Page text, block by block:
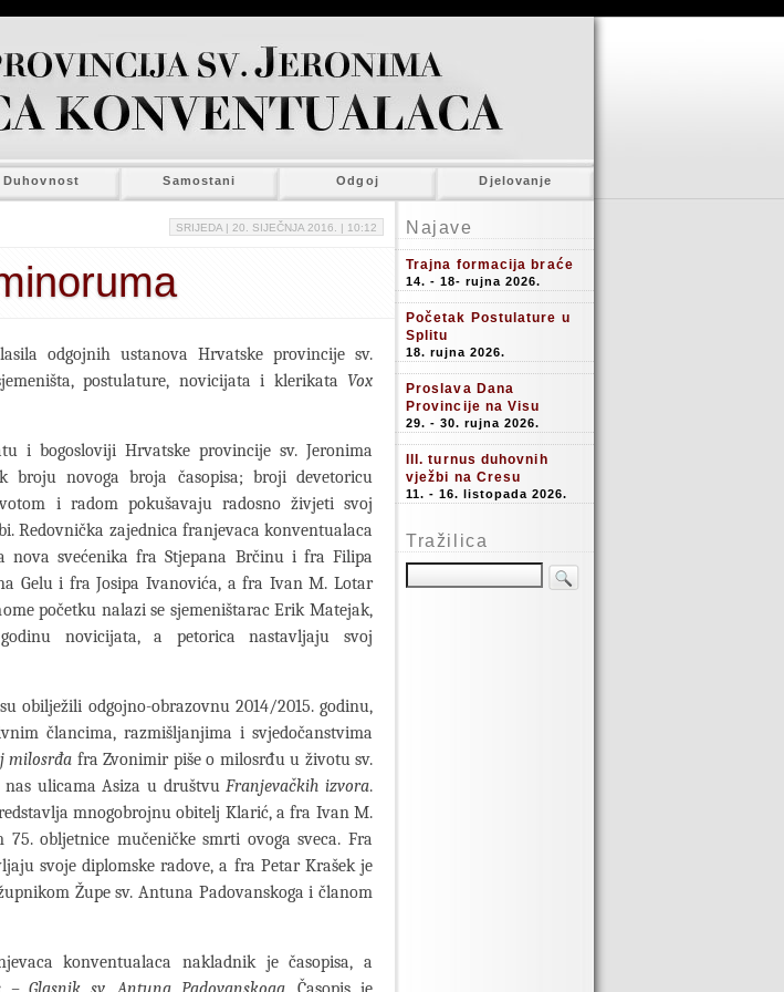
Duhovnost Samostani Odgoj Djelovanje
SRIJEDA | 20. SIJEČNJA 2016. | 10:12
odgojnih ustanova Hrvatske provincije sv.
postulature, novicijata i klerikata Vox
i bogosloviji Hrvatske provincije sv. Jeronima
broju novoga broja časopisa; broji devetoricu
i radom pokušavaju radosno živjeti svoj
Redovnička zajednica franjevaca konventualaca
nova svećenika fra Stjepana Brčinu i fra Filipa
Gelu i fra Josipa Ivanovića, a fra Ivan M. Lotar
početku nalazi se sjemeništarac Erik Matejak,
novicijata, a petorica nastavljaju svoj
obilježili odgojno-obrazovnu 2014/2015. godinu,
člancima, razmišljanjima i svjedočanstvima
milosrđa fra Zvonimir piše o milosrđu u životu sv.
nas ulicama Asiza u društvuFranjevačkih izvora.
mnogobrojnu obitelj Klarić, a fra Ivan M.
obljetnice mučeničke smrti ovoga sveca. Fra
svoje diplomske radove, a fra Petar Krašek je
Župe sv. Antuna Padovanskoga i članom
konventualaca nakladnik je časopisa, a
Najave
Trajna formacija braće
14. - 18- rujna 2026.
Početak Postulature u
Splitu
18. rujna 2026.
Proslava Dana
Provincije na Visu
29. - 30. rujna 2026.
III. turnus duhovnih
vježbi na Cresu
11. - 16. listopada 2026.
Tražilica